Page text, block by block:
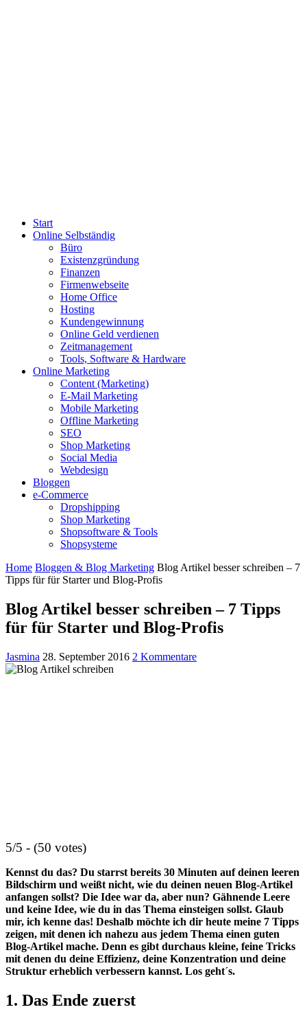
Start
Online Selbständig
Büro
Existenzgründung
Finanzen
Firmenwebseite
Home Office
Hosting
Kundengewinnung
Online Geld verdienen
Zeitmanagement
Tools, Software & Hardware
Online Marketing
Content (Marketing)
E-Mail Marketing
Mobile Marketing
Offline Marketing
SEO
Shop Marketing
Social Media
Webdesign
Bloggen
e-Commerce
Dropshipping
Shop Marketing
Shopsoftware & Tools
Shopsysteme
Home Bloggen & Blog Marketing Blog Artikel besser schreiben – 7
Tipps für für Starter und Blog-Profis
Blog Artikel besser schreiben – 7 Tipps
für für Starter und Blog-Profis
Jasmina 28. September 2016 2 Kommentare
5/5 - (50 votes)
Kennst du das? Du starrst bereits 30 Minuten auf deinen leeren
Bildschirm und weißt nicht, wie du deinen neuen Blog-Artikel
anfangen sollst? Die Idee war da, aber nun? Gähnende Leere
und keine Idee, wie du in das Thema einsteigen sollst. Glaub
mir, ich kenne das! Deshalb möchte ich dir heute meine 7 Tipps
zeigen, mit denen ich nahezu aus jedem Thema einen guten
Blog-Artikel mache. Denn es gibt durchaus kleine, feine Tricks
mit denen du deine Effizienz, deine Konzentration und deine
Struktur erheblich verbessern kannst. Los geht´s.
1. Das Ende zuerst